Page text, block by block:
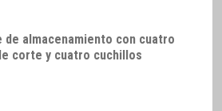
de almacenamiento con cuatro
corte y cuatro cuchillos